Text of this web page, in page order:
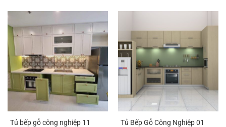
Tủ bếp gỗ công nghiệp 11
Tủ Bếp Gỗ Công Nghiệp 01